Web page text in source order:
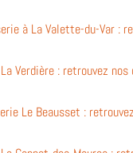
à La Valette-du-Var :
Verdière : retrouvez
Le Beausset :